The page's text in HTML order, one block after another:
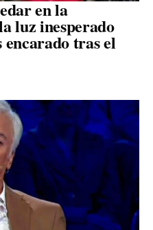
en la
luz inesperado
encarado tras el